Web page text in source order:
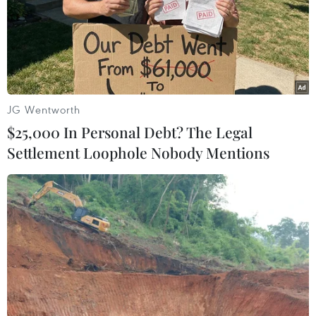
triệu USD vì gây tổn hại
sức khỏe tâm thần trẻ em
07/08/2026 04:28
Premia của Hàn Quốc nối
lại đường bay Incheon-TP
Hồ Chí Minh
07/08/2026 04:28
Chính sách nhà ở của nước
Anh - Góc tham chiếu cho
Việt Nam
07/08/2026 04:08
Bỉ tìm ra hướng đi mới
trong điều trị ung thư gan
di căn
07/08/2026 04:05
JG Wentworth
$25,000 In Personal Debt? The Legal
Settlement Loophole Nobody Mentions